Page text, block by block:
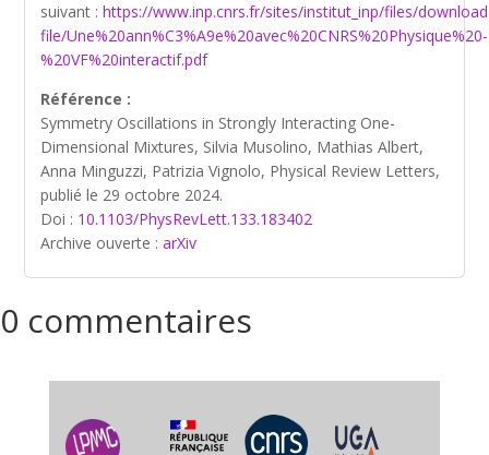
suivant :https://www.inp.cnrs.fr/sites/institut_inp/files/
file/Une%20ann%C3%A9e%20avec%20CNRS%20Physique%20-
%20VF%20interactif.pdf
Référence :
Symmetry Oscillations in Strongly Interacting One-
Dimensional Mixtures, Silvia Musolino, Mathias Albert,
Anna Minguzzi, Patrizia Vignolo, Physical Review Letters,
publié le 29 octobre 2024.
Doi : 10.1103/PhysRevLett.133.183402
Archive ouverte :arXiv
0 commentaires